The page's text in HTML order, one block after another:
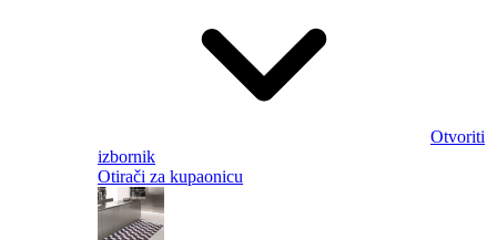
Otvoriti
izbornik
Otirači za kupaonicu